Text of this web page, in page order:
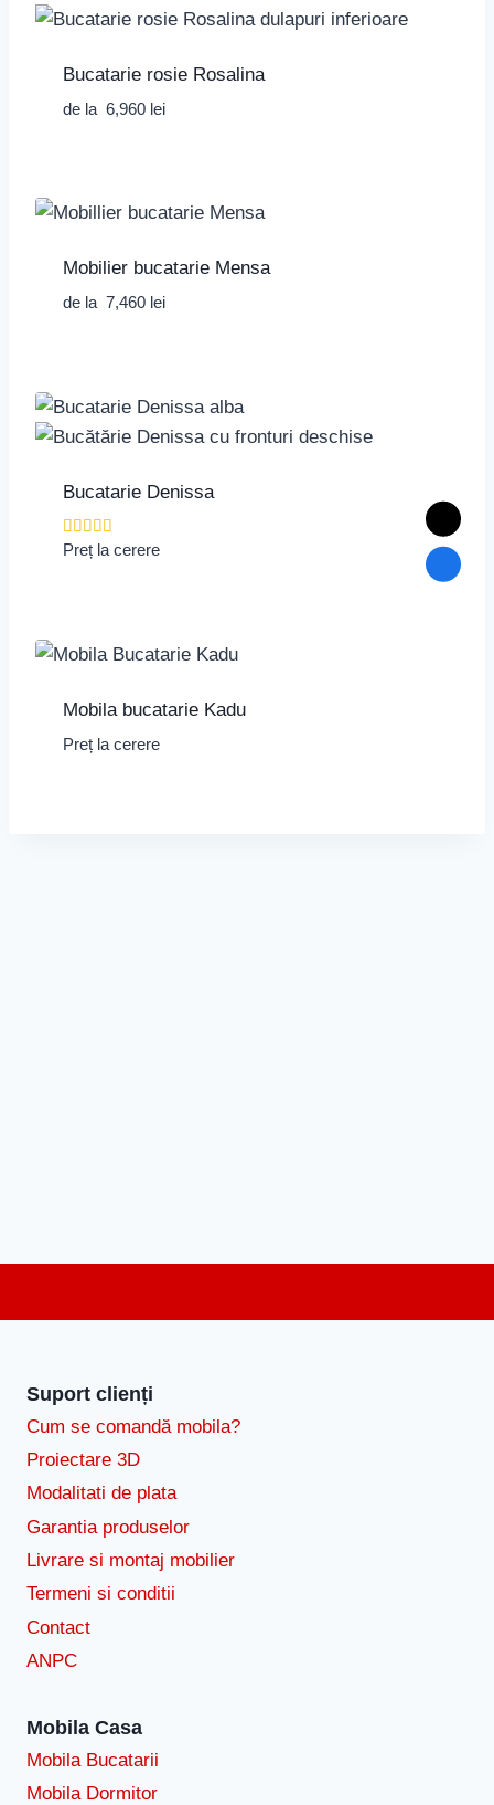
Bucatarie rosie Rosalina
de la 6,960 lei
Mobilier bucatarie Mensa
de la 7,460 lei
Bucatarie Denissa
Evaluat la
Preț la cerere
Mobila bucatarie Kadu
Preț la cerere
Suport clienți
Cum se comandă mobila?
Proiectare 3D
Modalitati de plata
Garantia produselor
Livrare si montaj mobilier
Termeni si conditii
Contact
ANPC
Mobila Casa
Mobila Bucatarii
Mobila Dormitor